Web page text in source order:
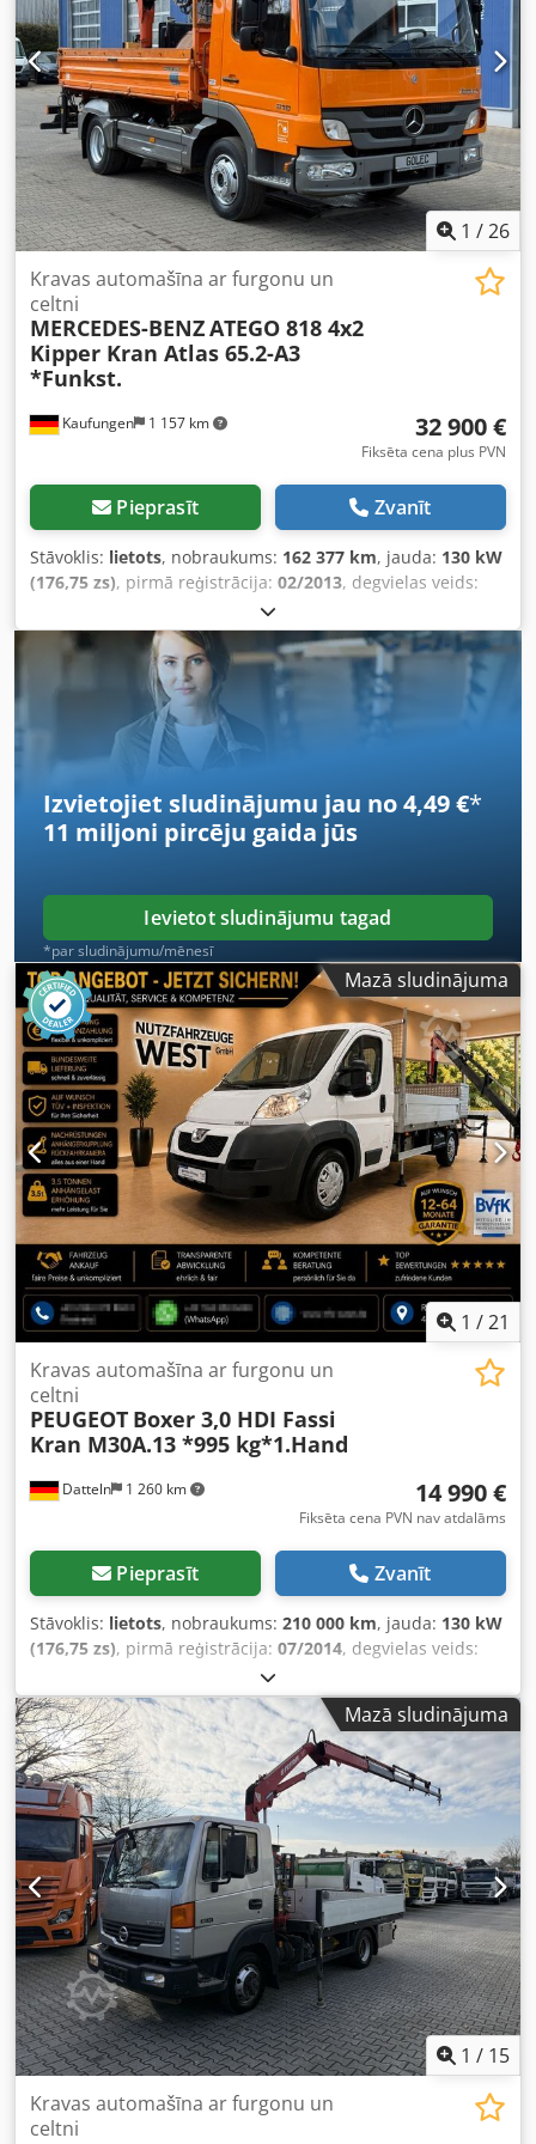
dators, celtnis, centrālā atslēga, elektriski regulējams
spogulis, elektroniskā stabilitātes programma (ESP),
gaisa kondicionēšana, gaisa spilvens, imobilaizersistēma,
joslas informēšanas asistents, kravas automašīnas
reģistrācija, kruīza kontrole, miglas lukturi, nesmēķētāju
transportlīdzeklis, stūres pastiprinātājs, vilces kontroles
sistēma,
1 /26
Kaufungen 1 157 km
Kravas automašīna ar furgonu un
celtni
MERCEDES-BENZATEGO 818 4x2
Kipper Kran Atlas 65.2-A3
*Funkst.
32 900 €
Fiksēta cena plus PVN
Pieprasīt Zvanīt
Stāvoklis: lietots, nobraukums: 162 377 km, jauda: 130 kW
(176,75 zs), pirmā reģistrācija: 02/2013, degvielas veids:
, kopējais svars:7 490 kg
(TÜV):08/2028, krāsa:oranžs, pārnesuma veids:
mehānisks
, emisijas klase:Euro 5, Ražošanas gads: 2013,
ABS, celtnis, gaisa kondicionēšana
Izvietojiet sludinājumu jau no 4,49 €*
11 miljoni pircēju gaida jūs
Ievietot sludinājumu tagad
*par sludinājumu/mēnesī
Mazā sludinājuma
1 /21
Datteln 1 260 km
Kravas automašīna ar furgonu un
celtni
PEUGEOT Boxer 3,0 HDI Fassi
Kran M30A.13 *995 kg*1.Hand
14 990 €
Fiksēta cena PVN nav atdalāms
Pieprasīt Zvanīt
Stāvoklis: lietots, nobraukums: 210 000 km, jauda: 130 kW
(176,75 zs), pirmā reģistrācija: 07/2014, degvielas veids:
, kopējais svars:3 500 kg
pārnesuma veids:mehānisks, emisijas klase:Euro 5,
sēdvietu skaits:3 , krautuves garums:2 800 mm,
Aprīkojums:ABS, kvēpu filtrs
Mazā sludinājuma
1 / 15
Kravas automašīna ar furgonu un
celtni